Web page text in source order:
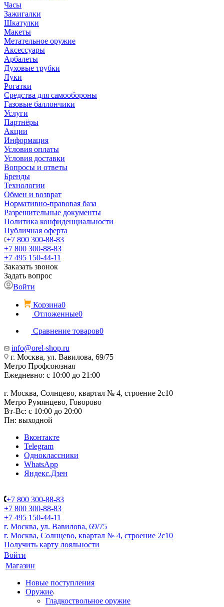
Часы
Зажигалки
Шкатулки
Макеты
Метательное оружие
Аксессуары
Арбалеты
Духовые трубки
Луки
Рогатки
Средства для самообороны
Газовые баллончики
Услуги
Партнёры
Акции
Информация
Условия оплаты
Условия доставки
Вопросы и ответы
Бренды
Технологии
Обмен и возврат
Нормативно-правовая база
Разрешительные документы
Политика конфиденциальности
Публичная оферта
+7 800 300-88-83
+7 800 300-88-83
+7 495 150-44-11
Заказать звонок
Задать вопрос
Войти
Корзина0
Отложенные0
Сравнение товаров0
info@orel-shop.ru
г. Москва, ул. Вавилова, 69/75
Метро Профсоюзная
Ежедневно: с 10:00 до 21:00
г. Москва, Солнцево, квартал № 4, строение 2с10
Метро Румянцево, Говорово
Вт-Вс: с 10:00 до 20:00
Пн: выходной
Вконтакте
Telegram
Одноклассники
WhatsApp
Яндекс.Дзен
+7 800 300-88-83
+7 800 300-88-83
+7 495 150-44-11
г. Москва, ул. Вавилова, 69/75
г. Москва, Солнцево, квартал № 4, строение 2с10
Получить карту лояльности
Войти
Магазин
Новые поступления
Оружие
Гладкоствольное оружие